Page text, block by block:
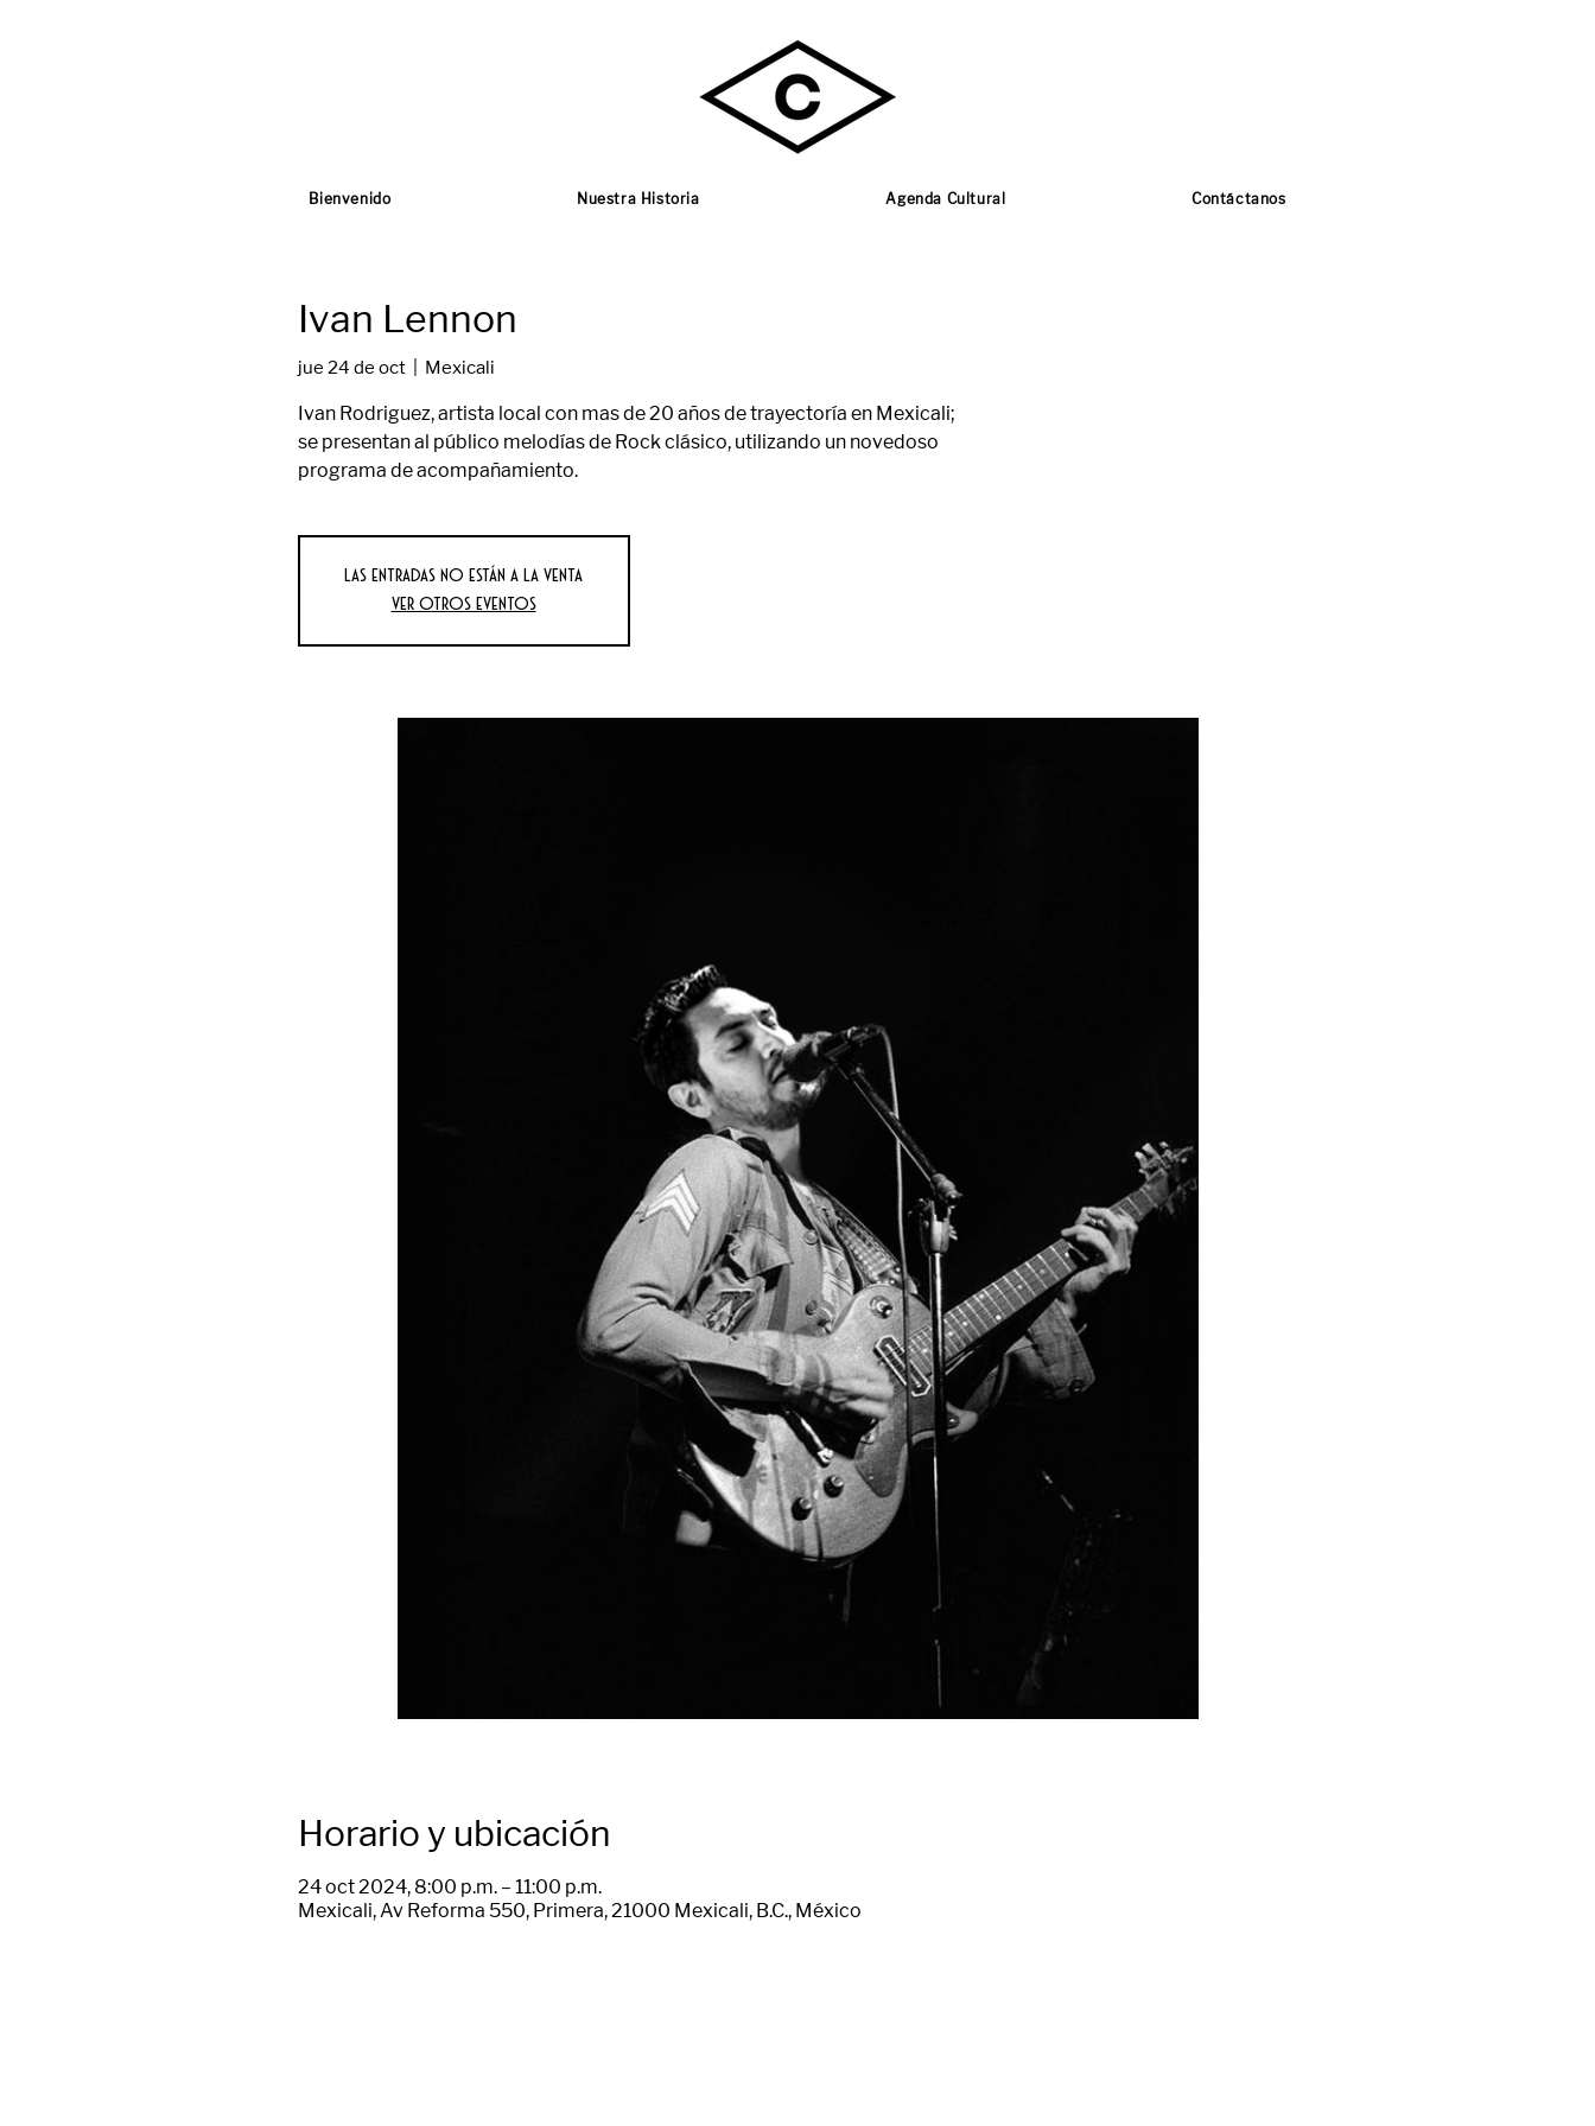
Bienvenido Nuestra Historia Agenda Cultural Contáctanos
Ivan Lennon
jue 24 de oct
  |
Mexicali
Ivan Rodriguez, artista local con mas de 20 años de trayectoría en Mexicali;
se presentan al público melodías de Rock clásico, utilizando un novedoso
programa de acompañamiento.
Las entradas no están a la venta
Ver otros eventos
Horario y ubicación
24 oct 2024, 8:00 p.m. – 11:00 p.m.
Mexicali, Av Reforma 550, Primera, 21000 Mexicali, B.C., México